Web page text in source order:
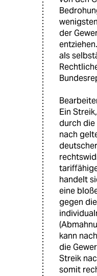
der
als
Ein
durch
nach
handelt
eine
gegen
kann
die
Streik
somit